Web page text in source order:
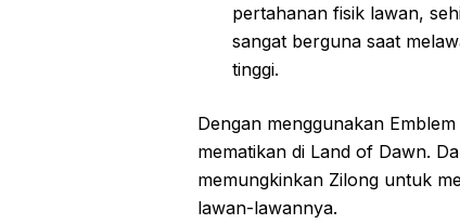
pertahanan fisik lawan,
sangat berguna saat
tinggi.
Dengan menggunakan
mematikan di Land of Dawn.
memungkinkan Zilong untuk
lawan-lawannya.